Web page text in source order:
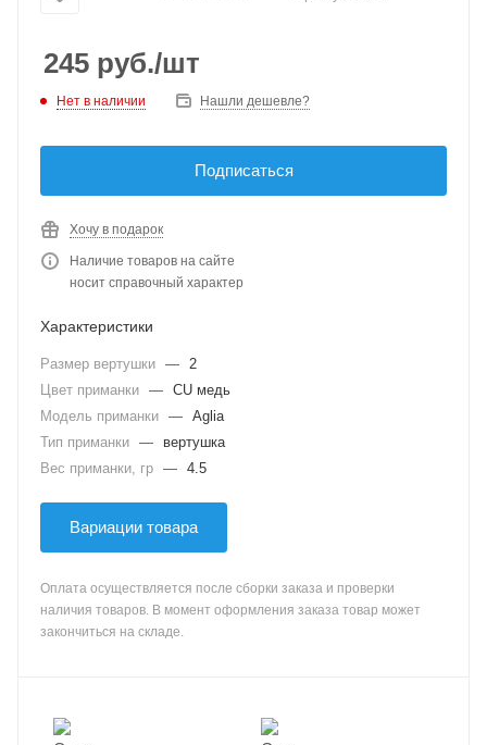
245 руб./шт
Нет в наличии Нашли дешевле?
Подписаться
Хочу в подарок
Наличие товаров на сайте
носит справочный характер
Характеристики
Размер вертушки — 2
Цвет приманки — CU медь
Модель приманки — Aglia
Тип приманки —
вертушка
Вес приманки, гр — 4.5
Вариации товара
Оплата осуществляется после сборки заказа и проверки
наличия товаров. В момент оформления заказа товар может
закончиться на складе.